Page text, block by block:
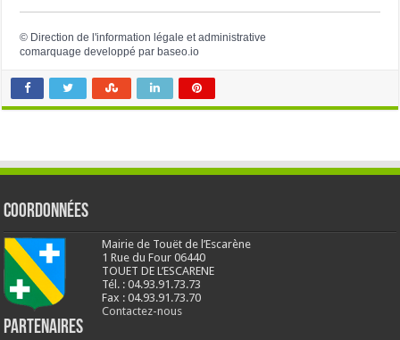
© Direction de l'information légale et administrative
comarquage developpé par baseo.io
Coordonnées
Mairie de Touët de l’Escarène
1 Rue du Four 06440
TOUET DE L’ESCARENE
Tél. : 04.93.91.73.73
Fax : 04.93.91.73.70
Contactez-nous
Partenaires